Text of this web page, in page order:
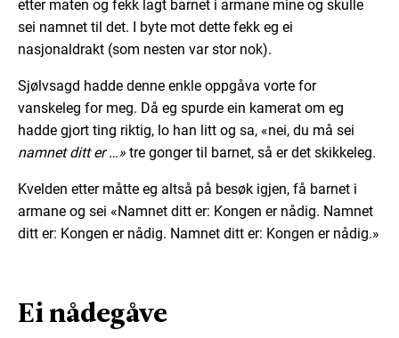
etter maten og fekk lagt barnet i armane mine og skulle
sei namnet til det. I byte mot dette fekk eg ei
nasjonaldrakt (som nesten var stor nok).
Sjølvsagd hadde denne enkle oppgåva vorte for
vanskeleg for meg. Då eg spurde ein kamerat om eg
hadde gjort ting riktig, lo han litt og sa, «nei, du må sei
namnet ditt er …» tre gonger til barnet, så er det skikkeleg.
Kvelden etter måtte eg altså på besøk igjen, få barnet i
armane og sei «Namnet ditt er: Kongen er nådig. Namnet
ditt er: Kongen er nådig. Namnet ditt er: Kongen er nådig.»
Ei nådegåve